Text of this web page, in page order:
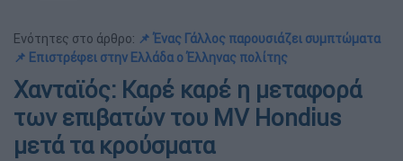
Ενότητες στο άρθρο: 📌 Ένας Γάλλος παρουσιάζει συμπτώματα
📌 Επιστρέφει στην Ελλάδα ο Έλληνας πολίτης
Χανταϊός: Καρέ καρέ η μεταφορά
των επιβατών του MV Hondius
μετά τα κρούσματα